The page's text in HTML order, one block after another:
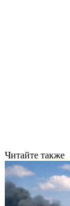
Читайте также